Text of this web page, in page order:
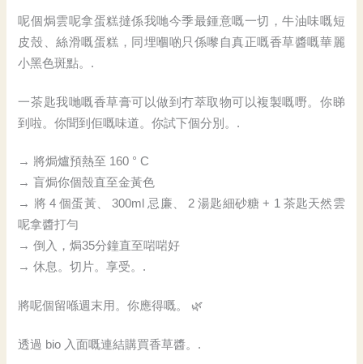
呢個焗雲呢拿蛋糕撻係我哋今季最鍾意嘅一切，牛油味嘅短
皮殼、絲滑嘅蛋糕，同埋嗰啲只係嚟自真正嘅香草醬嘅華麗
小黑色斑點。.
一茶匙我哋嘅香草膏可以做到冇萃取物可以複製嘅嘢。你睇
到啦。你聞到佢嘅味道。你試下個分別。.
→ 將焗爐預熱至 160 ° C
→ 盲焗你個殼直至金黃色
→ 將 4 個蛋黃、 300ml 忌廉、 2 湯匙細砂糖 + 1 茶匙天然雲
呢拿醬打勻
→ 倒入，焗35分鐘直至啱啱好
→ 休息。切片。享受。.
將呢個留喺週末用。你應得嘅。 🌿
透過 bio 入面嘅連結購買香草醬。.